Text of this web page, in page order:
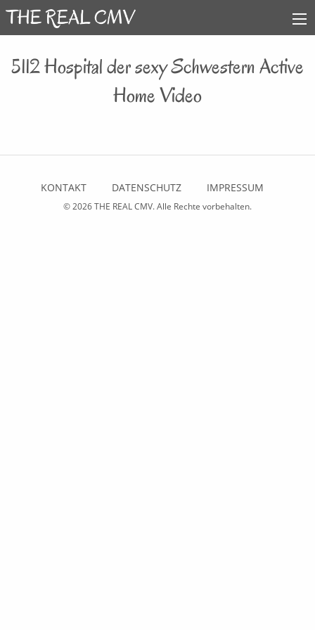
5112 Hospital der sexy Schwestern Active
Home Video
KONTAKT DATENSCHUTZ IMPRESSUM
© 2026THE REAL CMV. Alle Rechte vorbehalten.